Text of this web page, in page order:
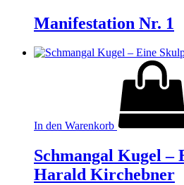
Manifestation Nr. 1
In den Warenkorb
Schmangal Kugel –
Harald Kirchebner